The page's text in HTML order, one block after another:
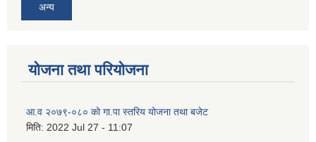
अन्य
योजना तथा परियोजना
आ.व २०७९-०८० को गा.पा स्तरिय योजना तथा बजेट
मिति: 2022 Jul 27 - 11:07